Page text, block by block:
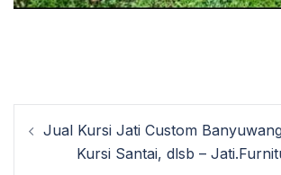
Post
navigation
Jual Kursi Jati Custom
Kursi Santai, dlsb –